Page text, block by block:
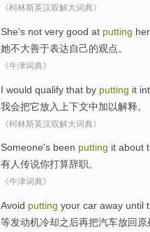
《柯林斯英汉双解大词典》
She's not very good at putting her
她不大善于表达自己的观点。
《牛津词典》
I would qualify that by putting it
我会把它放入 上下文中加以解释。
《柯林斯英汉双解大词典》
Someone's been putting it about
有人传说你打算辞职。
《牛津词典》
Avoid putting your car away until
等发动机冷却之后再把汽车放回原